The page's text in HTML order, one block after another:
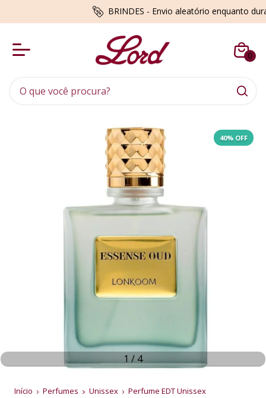
BRINDES - Envio aleatório enquanto
0
40% OFF
1 /4
Início Perfumes Unissex Perfume EDT Unissex